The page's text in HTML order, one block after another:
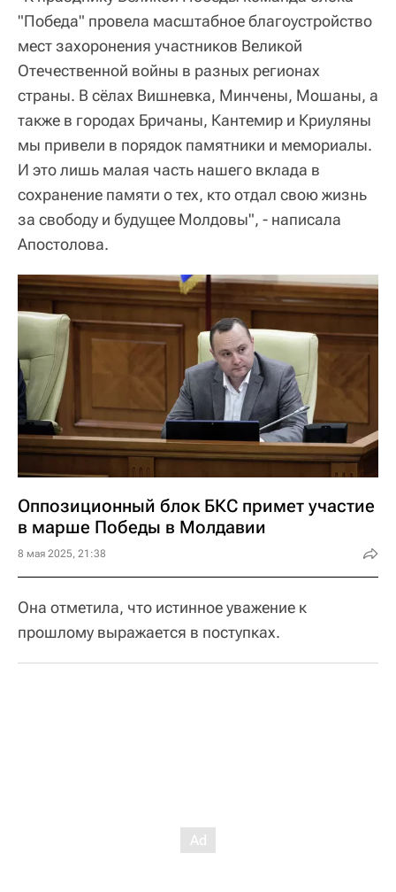
"Победа" провела масштабное благоустройство
мест захоронения участников Великой
Отечественной войны в разных регионах
страны. В сёлах Вишневка, Минчены, Мошаны, а
также в городах Бричаны, Кантемир и Криуляны
мы привели в порядок памятники и мемориалы.
И это лишь малая часть нашего вклада в
сохранение памяти о тех, кто отдал свою жизнь
за свободу и будущее Молдовы", - написала
Апостолова.
Оппозиционный блок БКС примет участие
в марше Победы в Молдавии
8 мая 2025, 21:38
Она отметила, что истинное уважение к
прошлому выражается в поступках.